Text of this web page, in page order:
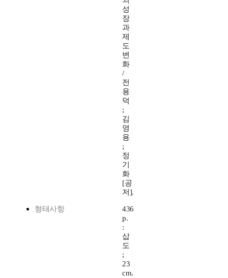
성
장
과
제
도
변
화
/
전
용
덕
;
김
영
용
;
정
기
화
[공
저].
형태사항
436
p.
:
삽
도
;
23
cm.